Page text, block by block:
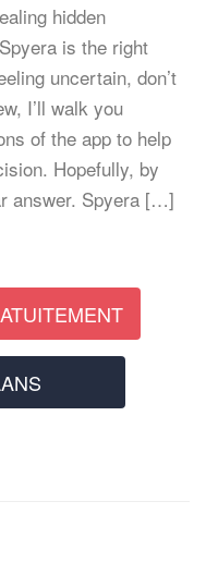
hidden
is the right
uncertain, don’t
I’ll walk you
of the app to help
Hopefully, by
answer. Spyera […]